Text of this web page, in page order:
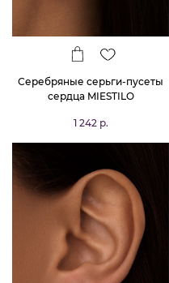
Серебряные серьги-пусеты
сердца MIESTILO
1 242 р.